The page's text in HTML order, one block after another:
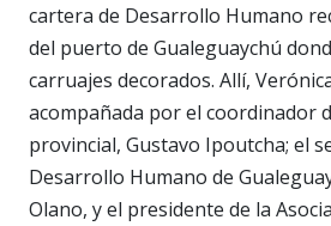
cartera de Desarrollo Humano
del puerto de Gualeguaychú
carruajes decorados. Allí,
acompañada por el coordinador
provincial, Gustavo Ipoutcha; el
Desarrollo Humano de
Olano, y el presidente de la